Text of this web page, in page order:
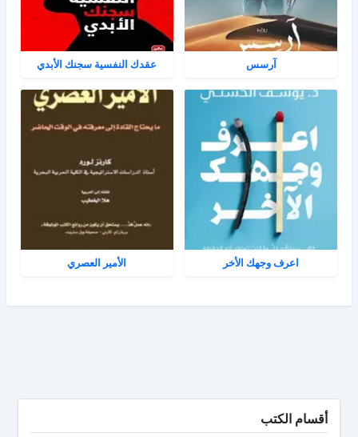
آرسس عقدك النفسية سجنك الأبدي
اعرف وجهك الأخر الأمير العصري
أقسام الكتب